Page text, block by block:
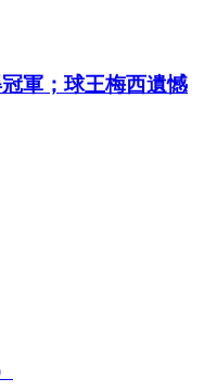
軍；球王梅西遺憾